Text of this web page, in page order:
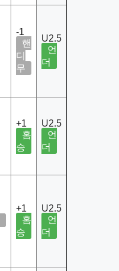
-1
핸
디
무
U2.5
언
더
+1
홈
승
U2.5
언
더
+1
홈
승
U2.5
언
더